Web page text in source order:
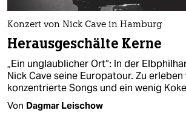
Konzert von Nick Cave in Hamburg
Herausgeschälte Kerne
„Ein unglaublicher Ort“: In der
Nick Cave seine Europatour. Zu erleben
konzentrierte Songs und ein wenig
Von Dagmar Leischow